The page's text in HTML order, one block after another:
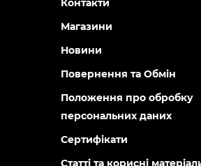
Контакти
Магазини
Новини
Повернення та Обмін
Положення про обробку
персональних даних
Сертифікати
Статті та корисні